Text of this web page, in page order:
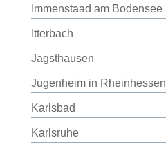
Immenstaad am Bodensee
Itterbach
Jagsthausen
Jugenheim in Rheinhessen
Karlsbad
Karlsruhe